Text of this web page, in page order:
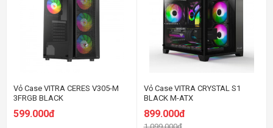
Vỏ Case VITRA CERES V305-M
3FRGB BLACK
599.000đ
Vỏ Case VITRA CRYSTAL S1
BLACK M-ATX
899.000đ